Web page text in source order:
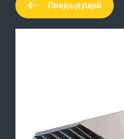
Предыдущий